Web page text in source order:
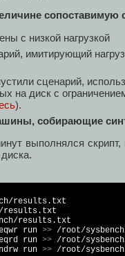
сопоставимую
с низкой нагрузкой
имитирующий
сценарий,
на диск с
).
собирающие
выполнялся скрипт,
results.txt
results.txt
results.txt
run >> /root/
run >> /root/
run >> /root/